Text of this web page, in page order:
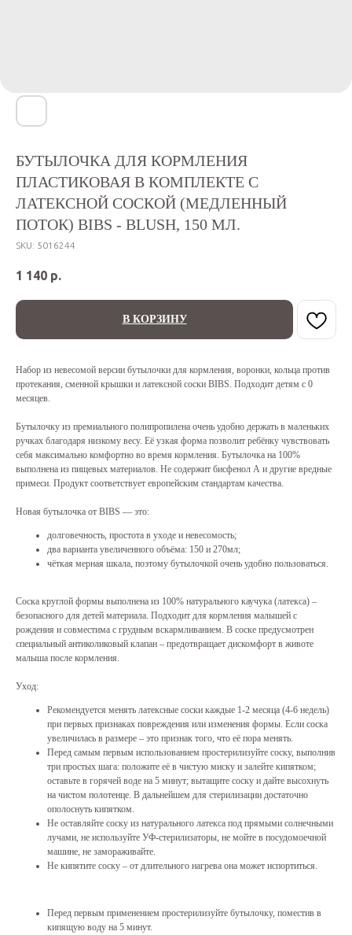
БУТЫЛОЧКА ДЛЯ КОРМЛЕНИЯ
ПЛАСТИКОВАЯ В КОМПЛЕКТЕ С
ЛАТЕКСНОЙ СОСКОЙ (МЕДЛЕННЫЙ
ПОТОК) BIBS - BLUSH, 150 МЛ.
SKU: 5016244
1 140 р.
В КОРЗИНУ
Набор из невесомой версии бутылочки для кормления, воронки, кольца против
протекания, сменной крышки и латексной соски BIBS. Подходит детям с 0
месяцев.
Бутылочку из премиального полипропилена очень удобно держать в маленьких
ручках благодаря низкому весу. Её узкая форма позволит ребёнку чувствовать
себя максимально комфортно во время кормления. Бутылочка на 100%
выполнена из пищевых материалов. Не содержит бисфенол А и другие вредные
примеси. Продукт соответствует европейским стандартам качества.
Новая бутылочка от BIBS — это:
долговечность, простота в уходе и невесомость;
два варианта увеличенного объёма: 150 и 270мл;
чёткая мерная шкала, поэтому бутылочкой очень удобно пользоваться.
Соска круглой формы выполнена из 100% натурального каучука (латекса) –
безопасного для детей материала. Подходит для кормления малышей с
рождения и совместима с грудным вскармливанием. В соске предусмотрен
специальный антиколиковый клапан – предотвращает дискомфорт в животе
малыша после кормления.
Уход:
Рекомендуется менять латексные соски каждые 1-2 месяца (4-6 недель)
при первых признаках повреждения или изменения формы. Если соска
увеличилась в размере – это признак того, что её пора менять.
Перед самым первым использованием простерилизуйте соску, выполнив
три простых шага: положите её в чистую миску и залейте кипятком;
оставьте в горячей воде на 5 минут; вытащите соску и дайте высохнуть
на чистом полотенце. В дальнейшем для стерилизации достаточно
ополоснуть кипятком.
Не оставляйте соску из натурального латекса под прямыми солнечными
лучами, не используйте УФ-стерилизаторы, не мойте в посудомоечной
машине, не замораживайте.
Не кипятите соску – от длительного нагрева она может испортиться.
Перед первым применением простерилизуйте бутылочку, поместив в
кипящую воду на 5 минут.